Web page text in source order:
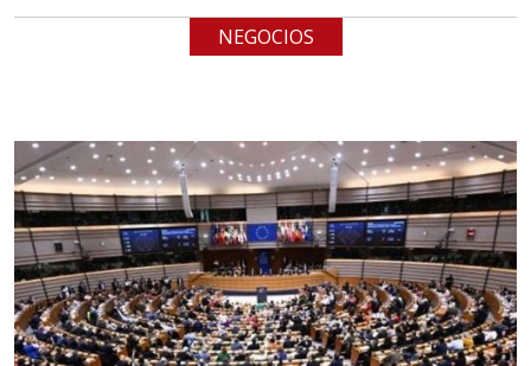
cualquiera
Empresa en Jalisco
Requiere:
LOGÍSTICA DE CARGA LLAVE
EN MANO
Especificaciones:
cualquiera
NEGOCIOS